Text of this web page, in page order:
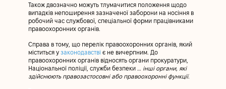
Також двозначно можуть тлумачитися положення щодо
випадків непоширення зазначеної заборони на носіння в
робочий час службової, спеціальної форми працівниками
правоохоронних органів.
Справа в тому, що перелік правоохоронних органів, який
міститься у законодавстві є не вичерпним. До
правоохоронних органів відносять органи прокуратури,
Національної поліції, служби безпеки … інші органи, які
здійснюють правозастосовні або правоохоронні функції.